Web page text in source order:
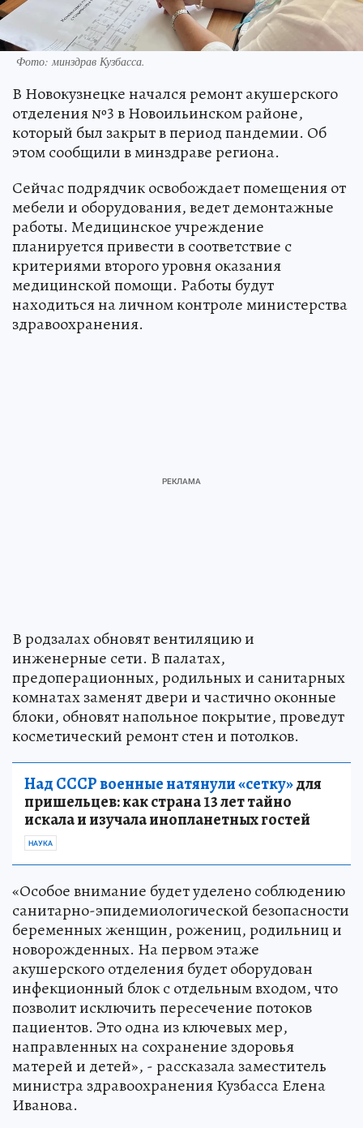
Фото: минздрав Кузбасса.
В Новокузнецке начался ремонт акушерского
отделения №3 в Новоильинском районе,
который был закрыт в период пандемии. Об
этом сообщили в минздраве региона.
Сейчас подрядчик освобождает помещения от
мебели и оборудования, ведет демонтажные
работы. Медицинское учреждение
планируется привести в соответствие с
критериями второго уровня оказания
медицинской помощи. Работы будут
находиться на личном контроле министерства
здравоохранения.
В родзалах обновят вентиляцию и
инженерные сети. В палатах,
предоперационных, родильных и санитарных
комнатах заменят двери и частично оконные
блоки, обновят напольное покрытие, проведут
косметический ремонт стен и потолков.
Над СССР военные натянули «сетку»для
пришельцев: как страна 13 лет тайно
искала и изучала инопланетных гостей
НАУКА
«Особое внимание будет уделено соблюдению
санитарно-эпидемиологической безопасности
беременных женщин, рожениц, родильниц и
новорожденных. На первом этаже
акушерского отделения будет оборудован
инфекционный блок с отдельным входом, что
позволит исключить пересечение потоков
пациентов. Это одна из ключевых мер,
направленных на сохранение здоровья
матерей и детей», - рассказала заместитель
министра здравоохранения Кузбасса Елена
Иванова.